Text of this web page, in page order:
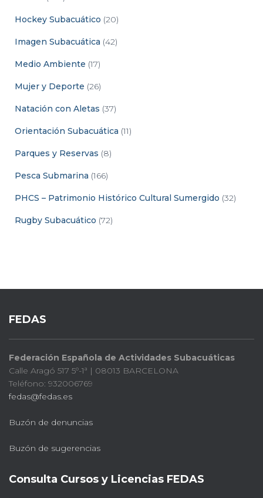
Hockey Subacuático (20)
Imagen Subacuática (42)
Medio Ambiente (17)
Mujer y Deporte (26)
Natación con Aletas (37)
Orientación Subacuática (11)
Parques y Reservas (8)
Pesca Submarina (166)
PHCS – Patrimonio Histórico Cultural Sumergido (32)
Rugby Subacuático (72)
FEDAS
Federación Española de Actividades Subacuáticas
Calle Aragó 517 5º-1ª | 08013 BARCELONA
Teléfono: 932006769
fedas@fedas.es
Buzón de denuncias
Buzón de sugerencias
Consulta Cursos y Licencias FEDAS